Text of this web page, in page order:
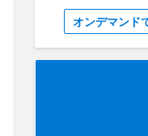
https://
parte do
Hub para
Microsoft,
Microsoft 365,
Assista no
Python em
múltiplos
exploraremos
GitHub
gestão de
de cálculos,
オンデマンド